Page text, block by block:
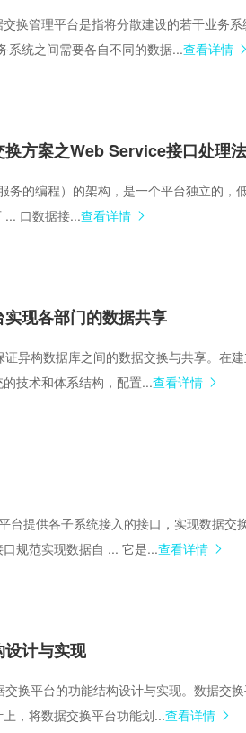
换管理平台是指将分散建设的若干业务系
系统之间需要各自不同的数据...查看详情
方案之Web Service接口处理法
务的编程）的架构，是一个平台独立的，
... 口数据接...查看详情
现各部门的数据共享
异构数据库之间的数据交换与共享。在
技术和体系结构，配置...查看详情
台提供各子系统接入的接口，实现数据交
规范实现数据自 ... 它是...查看详情
计与实现
换平台的功能结构设计与实现。数据交
，将数据交换平台功能划...查看详情